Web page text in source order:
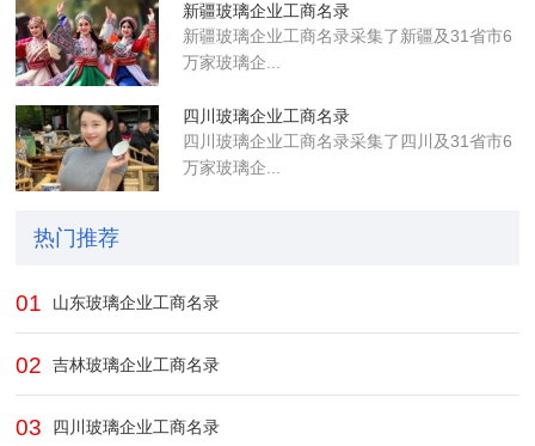
新疆玻璃企业工商名录
新疆玻璃企业工商名录采集了新疆及31省市6
万家玻璃企...
四川玻璃企业工商名录
四川玻璃企业工商名录采集了四川及31省市6
万家玻璃企...
热门推荐
01 山东玻璃企业工商名录
02 吉林玻璃企业工商名录
03 四川玻璃企业工商名录